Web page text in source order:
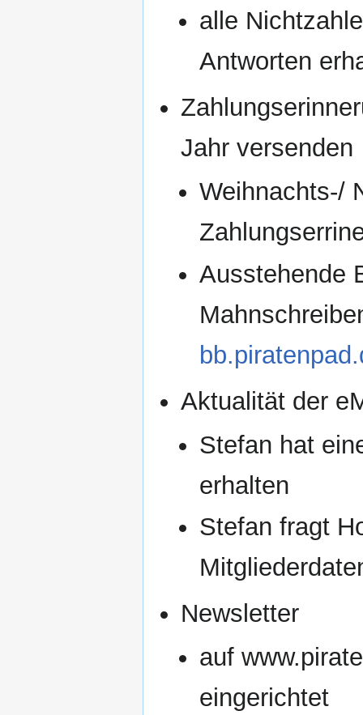
alle
Antworten
Jahr versenden
Weihnachts-/
Ausstehende
Aktualität der
Stefan hat
erhalten
Stefan fragt
Newsletter
auf
eingerichtet